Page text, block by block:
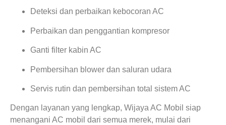
Deteksi dan perbaikan kebocoran AC
Perbaikan dan penggantian kompresor
Ganti filter kabin AC
Pembersihan blower dan saluran udara
Servis rutin dan pembersihan total sistem AC
Dengan layanan yang lengkap, Wijaya AC Mobil siap
menangani AC mobil dari semua merek, mulai dari